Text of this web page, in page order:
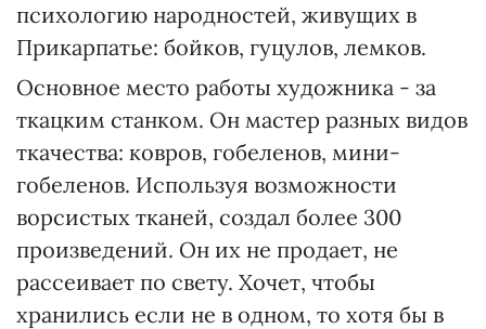
психологию народностей, живущих в
Прикарпатье: бойков, гуцулов, лемков.
Основное место работы художника - за
ткацким станком. Он мастер разных видов
ткачества: ковров, гобеленов, мини-
гобеленов. Используя возможности
ворсистых тканей, создал более 300
произведений. Он их не продает, не
рассеивает по свету. Хочет, чтобы
хранились если не в одном, то хотя бы в